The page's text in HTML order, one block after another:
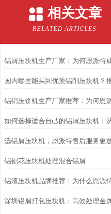
相关文章
RELATED ARTICLES
选铝屑压块机，恩派特售后服务更
铝刨花压块机处理混合铝屑